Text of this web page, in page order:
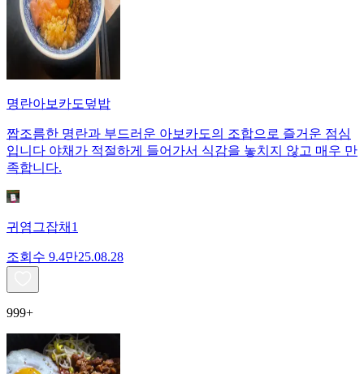
명란아보카도덮밥
짭조름한 명란과 부드러운 아보카도의 조합으로 즐거운 점심
입니다 야채가 적절하게 들어가서 식감을 놓치지 않고 매우 만
족합니다.
귀염그잡채1
조회수 9.4만25.08.28
999+